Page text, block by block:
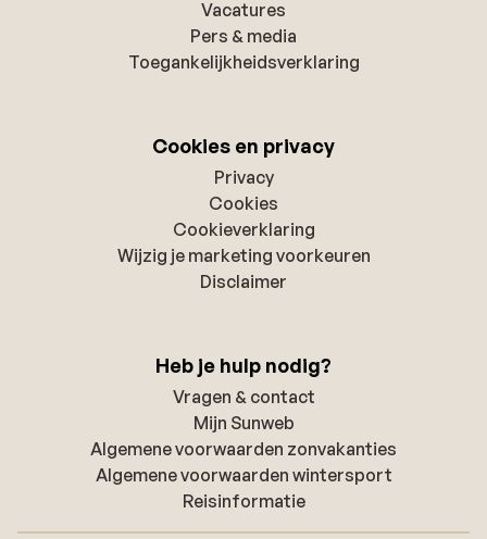
Vacatures
Pers & media
Toegankelijkheidsverklaring
Cookies en privacy
Privacy
Cookies
Cookieverklaring
Wijzig je marketing voorkeuren
Disclaimer
Heb je hulp nodig?
Vragen & contact
Mijn Sunweb
Algemene voorwaarden zonvakanties
Algemene voorwaarden wintersport
Reisinformatie